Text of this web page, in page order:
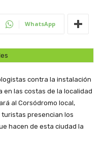
WhatsApp
contra la instalación
en las costas de la localidad
al Corsódromo local,
presencian los
hacen de esta ciudad la